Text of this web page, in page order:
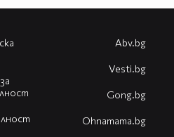
Abv.bg
Vesti.bg
Gong.bg
Оhnamama.bg